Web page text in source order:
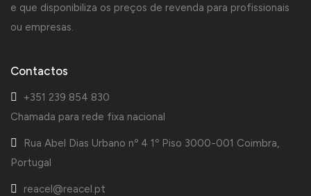
e que disponibiliza os preços de revenda para profissionais
ou empresas.
Contactos
+351 239 854 830
Chamada para rede fixa nacional
Rua Abel Dias Urbano nº 4 1º Piso 3000-001 Coimbra,
Portugal
reacel@reacel.pt